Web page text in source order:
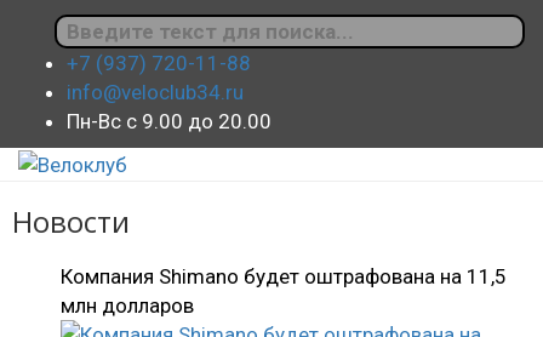
+7 (937) 720-11-88
info@veloclub34.ru
Пн-Вс с 9.00 до 20.00
Новости
Компания Shimano будет оштрафована на 11,5
млн долларов